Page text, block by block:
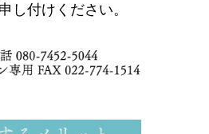
し付けください。